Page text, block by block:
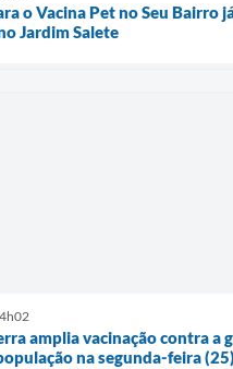
o Vacina Pet no Seu Bairro
Jardim Salete
amplia vacinação contra a
na segunda-feira (25)